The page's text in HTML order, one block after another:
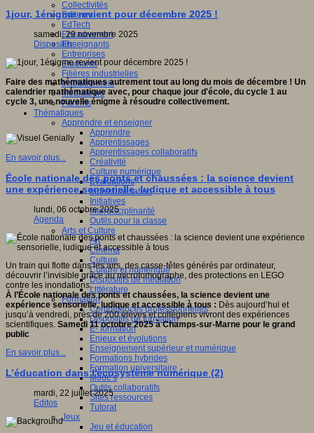
Collectivités
Editeurs
EdTech
Encadrement
Enseignants
Entreprises
Etudiants
Filières industrielles
Institutionnels
Médiateurs
Parents
Thématiques
Apprendre et enseigner
Apprendre
Apprentissages
Apprentissages collaboratifs
Créativité
Culture numérique
Evaluations
Individualisation
Initiatives
Interdisciplinarité
Outils pour la classe
Arts et Culture
Art
Cinéma
Culture
Culture et numérique
Dispositifs de médiation
Littérature
Formation
Compétences professionnelles
Dispositifs de formation
E- formation
Enjeux et évolutions
Enseignement supérieur et numérique
Formations hybrides
Formation universitaire
Mooc’s
Outils collaboratifs
Sites ressources
Tutorat
Jeux
Jeu et éducation
1jour, 1énigme revient pour décembre 2025 !
samedi, 29 novembre 2025
Dispositifs
Faire des mathématiques autrement tout au long du mois de décembre ! Un
calendrier mathématique avec, pour chaque jour d'école, du cycle 1 au
cycle 3, une nouvelle énigme à résoudre collectivement.
En savoir plus...
École nationale des ponts et chaussées : la science devient
une expérience sensorielle, ludique et accessible à tous
lundi, 06 octobre 2025
Agenda
Un train qui flotte dans les airs, des casse-têtes générés par ordinateur,
découvrir l’invisible grâce au microtomographe, des protections en LEGO
contre les inondations...
À l’École nationale des ponts et chaussées, la science devient une
expérience sensorielle, ludique et accessible à tous : Dès aujourd’hui et
jusqu’à vendredi, près de 200 élèves et collégiens vivront des expériences
scientifiques. Samedi 11 octobre 2025 à Champs-sur-Marne pour le grand
public
En savoir plus...
L’éducation dans l'écosystème numérique (2)
mardi, 22 juillet 2025
Editos